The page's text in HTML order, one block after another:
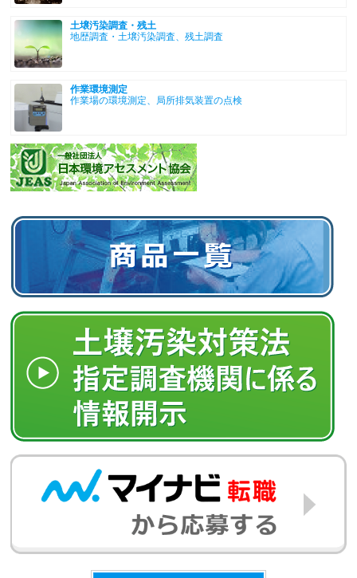
土壌汚染調査・残土
地歴調査・土壌汚染調査、残土調査
作業環境測定
作業場の環境測定、局所排気装置の点検